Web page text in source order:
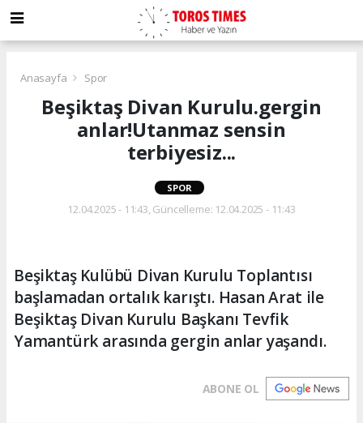
Anasayfa Spor
Beşiktaş Divan Kurulu.gergin
anlar!Utanmaz sensin
terbiyesiz...
SPOR
12.04.2025 - 11:43, Güncelleme: 12.04.2025 - 11:43
Beşiktaş Kulübü Divan Kurulu Toplantısı
başlamadan ortalık karıştı. Hasan Arat ile
Beşiktaş Divan Kurulu Başkanı Tevfik
Yamantürk arasında gergin anlar yaşandı.
ABONE OL